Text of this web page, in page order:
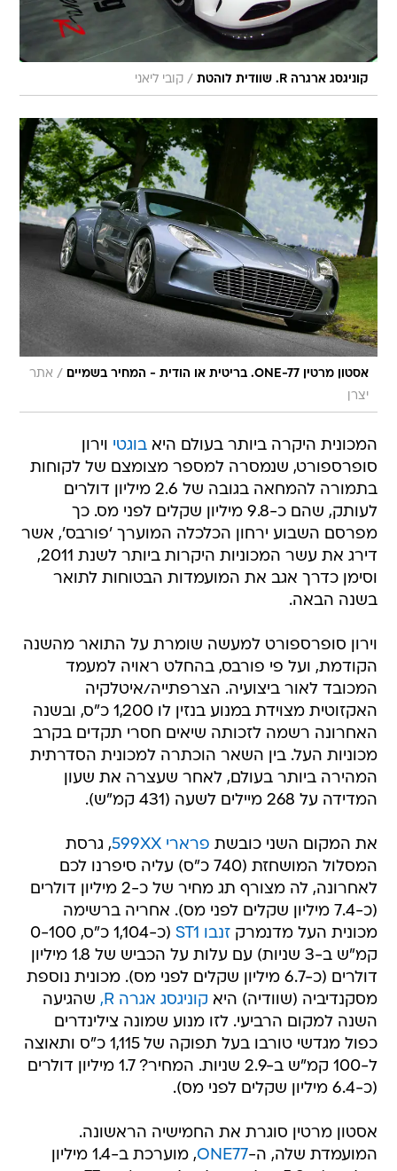
קוניגסג ארגרה R. שוודית לוהטת / קובי ליאני
אסטון מרטין ONE-77. בריטית או הודית - המחיר בשמיים / אתר
יצרן
המכונית היקרה ביותר בעולם היאבוגטי וירון
סופרספורט, שנמסרה למספר מצומצם של לקוחות
בתמורה להמחאה בגובה של 2.6 מיליון דולרים
לעותק, שהם כ-9.8 מיליון שקלים לפני מס. כך
מפרסם השבוע ירחון הכלכלה המוערך 'פורבס', אשר
דירג את עשר המכוניות היקרות ביותר לשנת 2011,
וסימן כדרך אגב את המועמדות הבטוחות לתואר
בשנה הבאה.
וירון סופרספורט למעשה שומרת על התואר מהשנה
הקודמת, ועל פי פורבס, בהחלט ראויה למעמד
המכובד לאור ביצועיה. הצרפתייה/איטלקיה
האקזוטית מצוידת במנוע בנזין לו 1,200 כ"ס, ובשנה
האחרונה רשמה לזכותה שיאים חסרי תקדים בקרב
מכוניות העל. בין השאר הוכתרה למכונית הסדרתית
המהירה ביותר בעולם, לאחר שעצרה את שעון
המדידה על 268 מיילים לשעה (431 קמ"ש).
את המקום השני כובשת פרארי 599XX
, גרסת
המסלול המושחזת (740 כ"ס) עליה סיפרנו לכם
לאחרונה, לה מצורף תג מחיר של כ-2 מיליון דולרים
(כ-7.4 מיליון שקלים לפני מס). אחריה ברשימה
מכונית העל מדנמרקזנבו ST1
(כ-1,104 כ"ס, 0-100
קמ"ש ב-3 שניות) עם עלות על הכביש של 1.8 מיליון
דולרים (כ-6.7 מיליון שקלים לפני מס). מכונית נוספת
מסקנדיביה (שוודיה) היא קוניגסג אגרה R,
שהגיעה
השנה למקום הרביעי. לזו מנוע שמונה צילינדרים
כפול מגדשי טורבו בעל תפוקה של 1,115 כ"ס ותאוצה
ל-100 קמ"ש ב-2.9 שניות. המחיר? 1.7 מיליון דולרים
(כ-6.4 מיליון שקלים לפני מס).
אסטון מרטין סוגרת את החמישיה הראשונה.
המועמדת שלה, ה-ONE77
, מוערכת ב-1.4 מיליון